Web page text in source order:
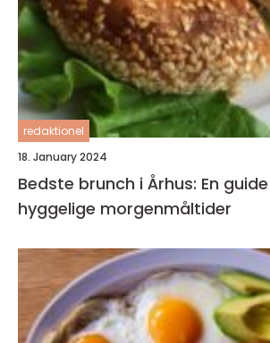
redaktionel
18. January 2024
Bedste brunch i Århus: En
hyggelige morgenmåltider